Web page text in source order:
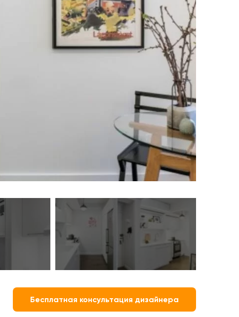
Бесплатная консультация дизайнера